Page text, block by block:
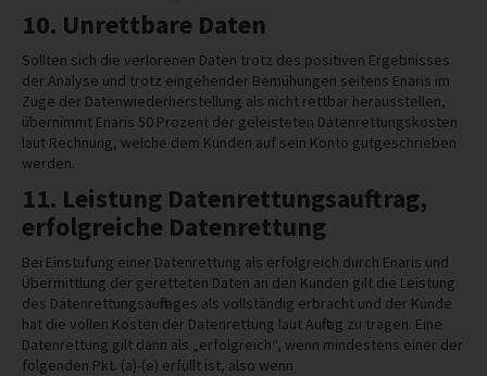
10. Unrettbare Daten
Sollten sich die verlorenen Daten trotz des positiven Ergebnisses
der Analyse und trotz eingehender Bemühungen seitens Enaris im
Zuge der Datenwiederherstellung als nicht rettbar herausstellen,
übernimmt Enaris 50 Prozent der geleisteten Datenrettungskosten
laut Rechnung, welche dem Kunden auf sein Konto gutgeschrieben
werden.
11. Leistung Datenrettungsauftrag,
erfolgreiche Datenrettung
Bei Einstufung einer Datenrettung als erfolgreich durch Enaris und
Übermittlung der geretteten Daten an den Kunden gilt die Leistung
des Datenrettungsauftrages als vollständig erbracht und der Kunde
hat die vollen Kosten der Datenrettung laut Auftrag zu tragen. Eine
Datenrettung gilt dann als „erfolgreich“, wenn mindestens einer der
folgenden Pkt. (a)-(e) erfüllt ist, also wenn